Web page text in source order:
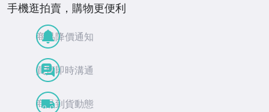
手機逛拍賣，購物更便利
商品降價通知
買賣即時溝通
商品到貨動態